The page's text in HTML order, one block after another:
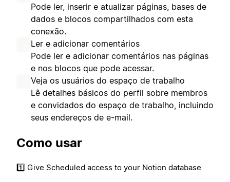
Pode ler, inserir e atualizar páginas, bases de
dados e blocos compartilhados com esta
conexão.
Ler e adicionar comentários
Pode ler e adicionar comentários nas páginas
e nos blocos que pode acessar.
Veja os usuários do espaço de trabalho
Lê detalhes básicos do perfil sobre membros
e convidados do espaço de trabalho, incluindo
seus endereços de e-mail.
Como usar
1️⃣ Give Scheduled access to your Notion database